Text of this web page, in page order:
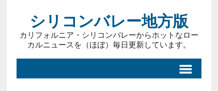
シリコンバレー地方版
カリフォルニア・シリコンバレーからホットなロー
カルニュースを（ほぼ）毎日更新しています。